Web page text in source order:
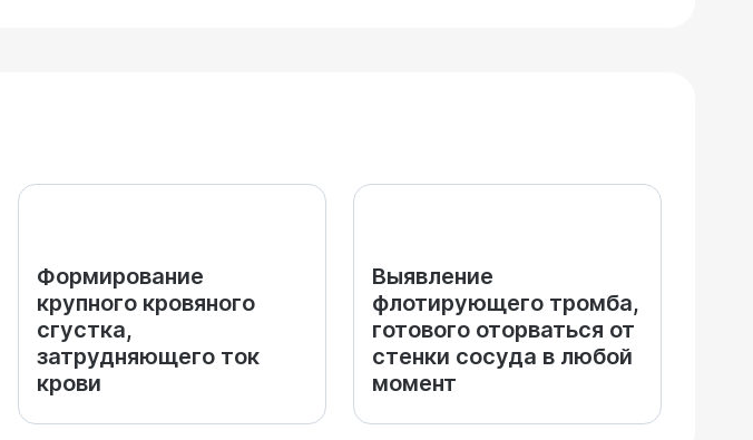
Формирование
крупного кровяного
сгустка,
затрудняющего ток
крови
Выявление
флотирующего тромба,
готового оторваться от
стенки сосуда в любой
момент